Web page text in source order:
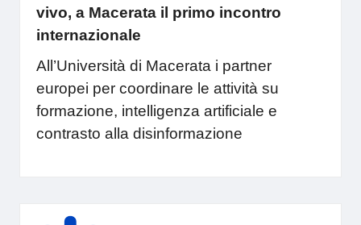
vivo, a Macerata il primo incontro
internazionale
All’Università di Macerata i partner
europei per coordinare le attività su
formazione, intelligenza artificiale e
contrasto alla disinformazione